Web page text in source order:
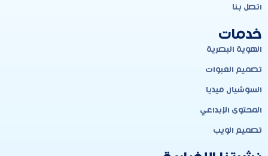
اتصل بنا
خدمات
الهوية البصرية
تصميم العبوات
السوشيال ميديا
المحتوى الإبداعي
تصميم الويب